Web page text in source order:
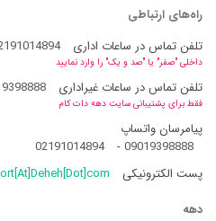
راه‌های ارتباطی
تلفن تماس در ساعات اداری
داخلی "صفر" یا "صد و یک" را وارد نمایید
تلفن تماس در ساعات غیراداری
فقط برای پشتیبانی سایت دهه دات کام
پیامرسان واتساپ
09019398888
-
02191014894
پست الکترونیکی
دهه